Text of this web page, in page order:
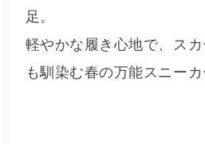
足。
軽やかな履き心地で、ス
も馴染む春の万能スニー